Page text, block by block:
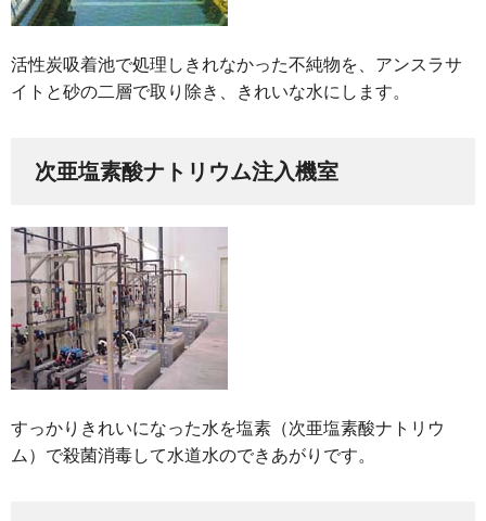
活性炭吸着池で処理しきれなかった不純物を、アンスラサ
イトと砂の二層で取り除き、きれいな水にします。
次亜塩素酸ナトリウム注入機室
すっかりきれいになった水を塩素（次亜塩素酸ナトリウ
ム）で殺菌消毒して水道水のできあがりです。